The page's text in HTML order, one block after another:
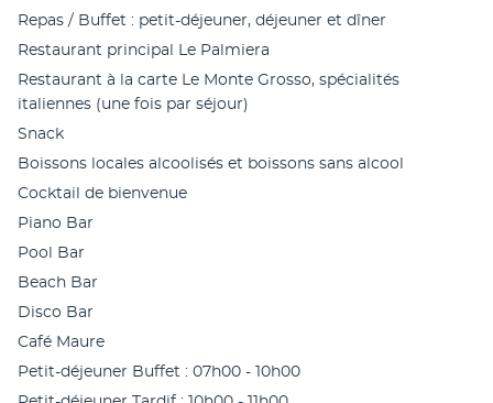
Repas / Buffet : petit-déjeuner, déjeuner et dîner
Restaurant principal Le Palmiera
Restaurant à la carte Le Monte Grosso, spécialités
italiennes (une fois par séjour)
Snack
Boissons locales alcoolisés et boissons sans alcool
Cocktail de bienvenue
Piano Bar
Pool Bar
Beach Bar
Disco Bar
Café Maure
Petit-déjeuner Buffet : 07h00 - 10h00